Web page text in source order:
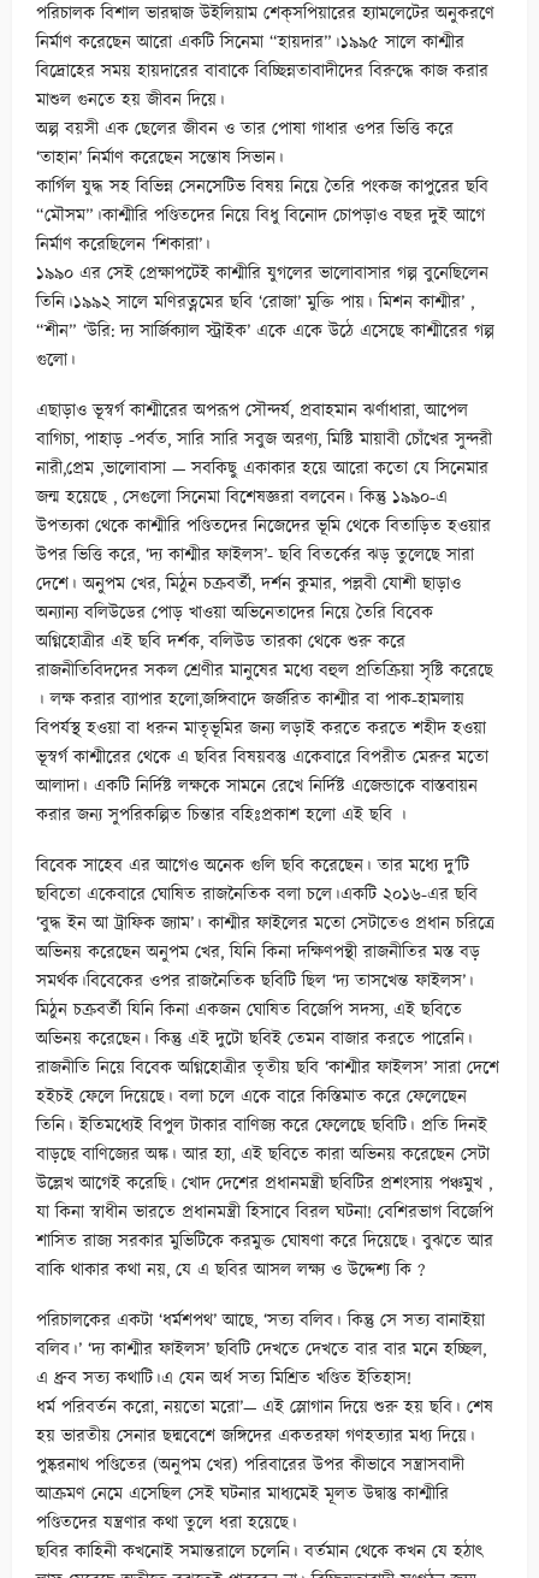
পরিচালক বিশাল ভারদ্বাজ উইলিয়াম শেক্‌সপিয়ারের হ্যামলেটের অনুকরণে
নির্মাণ করেছেন আরো একটি সিনেমা “হায়দার”।১৯৯৫ সালে কাশ্মীর
বিদ্রোহের সময় হায়দারের বাবাকে বিচ্ছিন্নতাবাদীদের বিরুদ্ধে কাজ করার
মাশুল গুনতে হয় জীবন দিয়ে।
অল্প বয়সী এক ছেলের জীবন ও তার পোষা গাধার ওপর ভিত্তি করে
‘তাহান’ নির্মাণ করেছেন সন্তোষ সিভান।
কার্গিল যুদ্ধ সহ বিভিন্ন সেনসেটিভ বিষয় নিয়ে তৈরি পংকজ কাপুরের ছবি
“মৌসম”।কাশ্মীরি পণ্ডিতদের নিয়ে বিধু বিনোদ চোপড়াও বছর দুই আগে
নির্মাণ করেছিলেন ‘শিকারা’।
১৯৯০ এর সেই প্রেক্ষাপটেই কাশ্মীরি যুগলের ভালোবাসার গল্প বুনেছিলেন
তিনি।১৯৯২ সালে মণিরত্নমের ছবি ‘রোজা’ মুক্তি পায়। মিশন কাশ্মীর’ ,
“শীন” ‘উরি: দ্য সার্জিক্যাল স্ট্রাইক’ একে একে উঠে এসেছে কাশ্মীরের গল্প
গুলো।
এছাড়াও ভূস্বর্গ কাশ্মীরের অপরূপ সৌন্দর্য, প্রবাহমান ঝর্ণাধারা, আপেল
বাগিচা, পাহাড় -পর্বত, সারি সারি সবুজ অরণ্য, মিষ্টি মায়াবী চোঁখের সুন্দরী
নারী,প্রেম ,ভালোবাসা — সবকিছু একাকার হয়ে আরো কতো যে সিনেমার
জন্ম হয়েছে , সেগুলো সিনেমা বিশেষজ্ঞরা বলবেন। কিন্তু ১৯৯০-এ
উপত্যকা থেকে কাশ্মীরি পণ্ডিতদের নিজেদের ভূমি থেকে বিতাড়িত হওয়ার
উপর ভিত্তি করে, ‘দ্য কাশ্মীর ফাইলস’- ছবি বিতর্কের ঝড় তুলেছে সারা
দেশে। অনুপম খের, মিঠুন চক্রবর্তী, দর্শন কুমার, পল্লবী যোশী ছাড়াও
অন্যান্য বলিউডের পোড় খাওয়া অভিনেতাদের নিয়ে তৈরি বিবেক
অগ্নিহোত্রীর এই ছবি দর্শক, বলিউড তারকা থেকে শুরু করে
রাজনীতিবিদদের সকল শ্রেণীর মানুষের মধ্যে বহুল প্রতিক্রিয়া সৃষ্টি করেছে
। লক্ষ করার ব্যাপার হলো,জঙ্গিবাদে জর্জরিত কাশ্মীর বা পাক-হামলায়
বিপর্যস্থ হওয়া বা ধরুন মাতৃভূমির জন্য লড়াই করতে করতে শহীদ হওয়া
ভূস্বর্গ কাশ্মীরের থেকে এ ছবির বিষয়বস্তু একেবারে বিপরীত মেরুর মতো
আলাদা। একটি নির্দিষ্ট লক্ষকে সামনে রেখে নির্দিষ্ট এজেন্ডাকে বাস্তবায়ন
করার জন্য সুপরিকল্পিত চিন্তার বহিঃপ্রকাশ হলো এই ছবি ।
বিবেক সাহেব এর আগেও অনেক গুলি ছবি করেছেন। তার মধ্যে দু’টি
ছবিতো একেবারে ঘোষিত রাজনৈতিক বলা চলে।একটি ২০১৬-এর ছবি
‘বুদ্ধ ইন আ ট্রাফিক জ্যাম’। কাশ্মীর ফাইলের মতো সেটাতেও প্রধান চরিত্রে
অভিনয় করেছেন অনুপম খের, যিনি কিনা দক্ষিণপন্থী রাজনীতির মস্ত বড়
সমর্থক।বিবেকের ওপর রাজনৈতিক ছবিটি ছিল ‘দ্য তাসখেন্ত ফাইলস’।
মিঠুন চক্রবর্তী যিনি কিনা একজন ঘোষিত বিজেপি সদস্য, এই ছবিতে
অভিনয় করেছেন। কিন্তু এই দুটো ছবিই তেমন বাজার করতে পারেনি।
রাজনীতি নিয়ে বিবেক অগ্নিহোত্রীর তৃতীয় ছবি ‘কাশ্মীর ফাইলস’ সারা দেশে
হইচই ফেলে দিয়েছে। বলা চলে একে বারে কিস্তিমাত করে ফেলেছেন
তিনি। ইতিমধ্যেই বিপুল টাকার বাণিজ্য করে ফেলেছে ছবিটি। প্রতি দিনই
বাড়ছে বাণিজ্যের অঙ্ক। আর হ্যা, এই ছবিতে কারা অভিনয় করেছেন সেটা
উল্লেখ আগেই করেছি। খোদ দেশের প্রধানমন্ত্রী ছবিটির প্রশংসায় পঞ্চমুখ ,
যা কিনা স্বাধীন ভারতে প্রধানমন্ত্রী হিসাবে বিরল ঘটনা! বেশিরভাগ বিজেপি
শাসিত রাজ্য সরকার মুভিটিকে করমুক্ত ঘোষণা করে দিয়েছে। বুঝতে আর
বাকি থাকার কথা নয়, যে এ ছবির আসল লক্ষ্য ও উদ্দেশ্য কি ?
পরিচালকের একটা ‘ধর্মশপথ’ আছে, ‘সত্য বলিব। কিন্তু সে সত্য বানাইয়া
বলিব।’ ‘দ্য কাশ্মীর ফাইলস’ ছবিটি দেখতে দেখতে বার বার মনে হচ্ছিল,
এ ধ্রুব সত্য কথাটি।এ যেন অর্ধ সত্য মিশ্রিত খণ্ডিত ইতিহাস!
ধর্ম পরিবর্তন করো, নয়তো মরো’— এই স্লোগান দিয়ে শুরু হয় ছবি। শেষ
হয় ভারতীয় সেনার ছদ্মবেশে জঙ্গিদের একতরফা গণহত্যার মধ্য দিয়ে।
পুষ্করনাথ পণ্ডিতের (অনুপম খের) পরিবারের উপর কীভাবে সন্ত্রাসবাদী
আক্রমণ নেমে এসেছিল সেই ঘটনার মাধ্যমেই মূলত উদ্বাস্তু কাশ্মীরি
পণ্ডিতদের যন্ত্রণার কথা তুলে ধরা হয়েছে।
ছবির কাহিনী কখনোই সমান্তরালে চলেনি। বর্তমান থেকে কখন যে হঠাৎ